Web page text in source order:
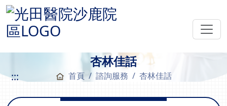
杏林佳話
::: 首頁 諮詢服務 杏林佳話